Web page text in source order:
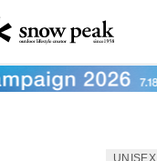
UNISEX